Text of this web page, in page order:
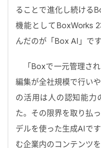
ることで進化し続ける
機能としてBoxWorks
んだのが「Box AI」です
「Boxで一元管理され
編集が全社規模で行い
の活用は人の認知能力
た。その限界を取り払
デルを使った生成AIで
む企業内のコンテンツ